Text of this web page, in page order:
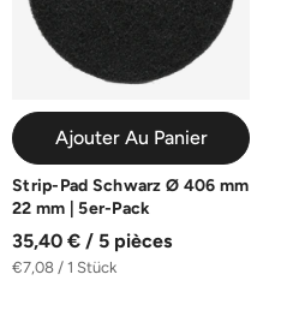
Ajouter Au Panier
Strip-Pad Schwarz Ø 406 mm
22 mm | 5er-Pack
35,40 € / 5 pièces
€7,08 / 1 Stück